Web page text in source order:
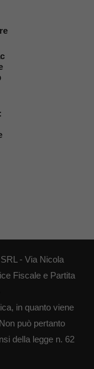
- Via Nicola
Fiscale e Partita
in quanto viene
può pertanto
della legge n. 62